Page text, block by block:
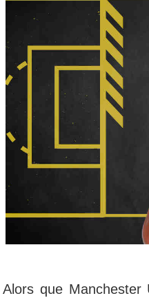
Alors que Manchester